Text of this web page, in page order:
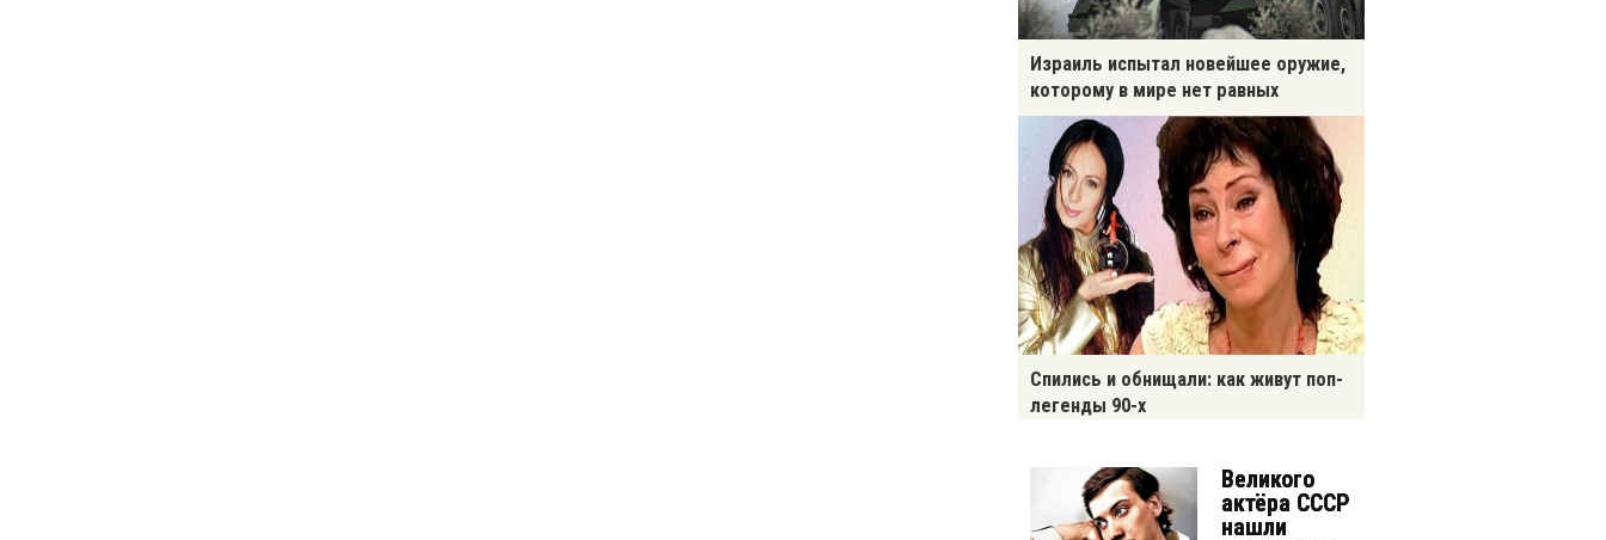
Израиль испытал новейшее оружие,
которому в мире нет равных
Спились и обнищали: как живут поп-
легенды 90-х
Великого
актёра СССР
нашли